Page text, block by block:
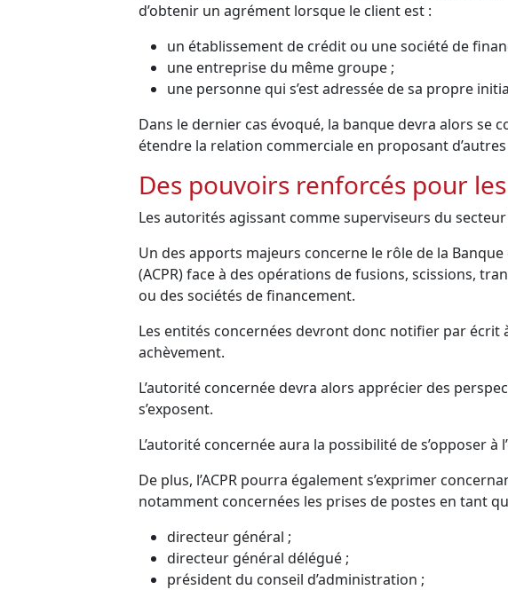
d’obtenir un agrément lorsque le client est :
un établissement de crédit ou une société de
une entreprise du même groupe ;
une personne qui s’est adressée de sa propre
Dans le dernier cas évoqué, la banque devra alors
étendre la relation commerciale en proposant d’autres
Des pouvoirs renforcés pour
Les autorités agissant comme superviseurs du
Un des apports majeurs concerne le rôle de la
(ACPR) face à des opérations de fusions, scissions,
ou des sociétés de financement.
Les entités concernées devront donc notifier par écrit
achèvement.
L’autorité concernée devra alors apprécier des
s’exposent.
L’autorité concernée aura la possibilité de s’opposer
De plus, l’ACPR pourra également s’exprimer
notamment concernées les prises de postes en tant
directeur général ;
directeur général délégué ;
président du conseil d’administration ;